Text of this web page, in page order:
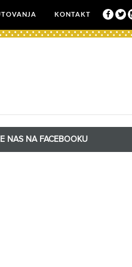
KONTAKT
NAS NA FACEBOOKU